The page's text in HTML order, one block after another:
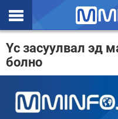
Эхлэл
Цаг агаар
Валют ханш
Улс төр
Үс засуулвал эд
болно